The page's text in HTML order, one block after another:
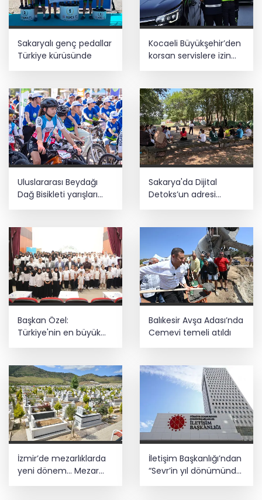
Sakaryalı genç pedallar
Türkiye kürüsünde
Kocaeli Büyükşehir’den
korsan servislere izin
yok
Uluslararası Beydağı
Dağ Bisikleti yarışları
Sakarya'da Dijital
Detoks’un adresi
Başkan Özel:
Türkiye'nin en büyük
nesillerdir
Balıkesir Avşa Adası’nda
Cemevi temeli atıldı
İzmir’de mezarlıklarda
yeni dönem... Mezar
yapımına standart
İletişim Başkanlığı’ndan
“Sevr’in yıl dönümünde
Meclis’e getirildi”